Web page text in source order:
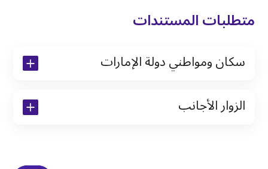
متطلبات المستندات
سكان ومواطني دولة الإمارات
نسخة من تأشيرة الاقامة
الزوار الأجانب